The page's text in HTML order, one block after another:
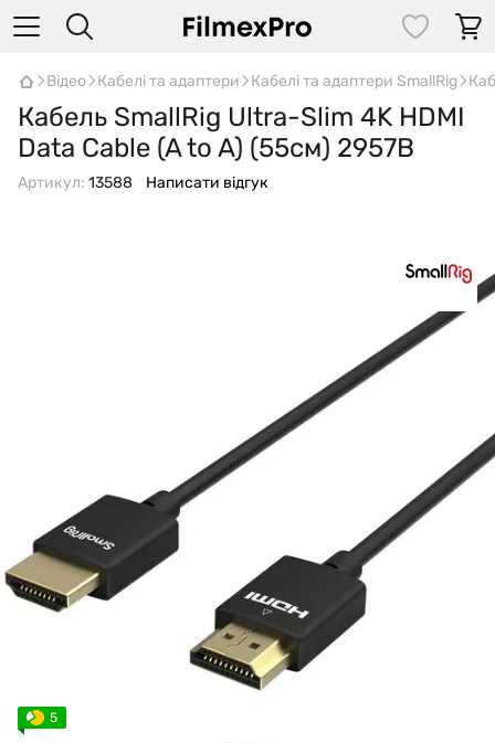
Відео Кабелі та адаптери Кабелі та адаптери SmallRig
Кабель SmallRig Ultra-Slim 4K HDMI
Data Cable (A to A) (55см) 2957B
Артикул: 13588 Написати відгук
5